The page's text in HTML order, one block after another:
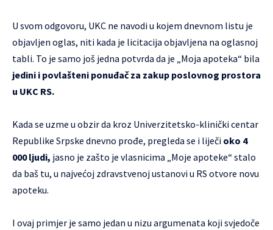
U svom odgovoru, UKC ne navodi u kojem dnevnom listu je
objavljen oglas, niti kada je licitacija objavljena na oglasnoj
tabli. To je samo još jedna potvrda da je „Moja apoteka“ bila
jedini i povlašteni ponuđač za zakup poslovnog prostora
u UKC RS.
Kada se uzme u obzir da kroz Univerzitetsko-klinički centar
Republike Srpske dnevno prođe, pregleda se i liječi oko 4
000 ljudi, jasno je zašto je vlasnicima „Moje apoteke“ stalo
da baš tu, u najvećoj zdravstvenoj ustanovi u RS otvore novu
apoteku.
I ovaj primjer je samo jedan u nizu argumenata koji svjedoče